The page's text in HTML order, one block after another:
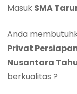
Masuk SMA
Anda
Privat
Nusantara Tah
berkualitas ?